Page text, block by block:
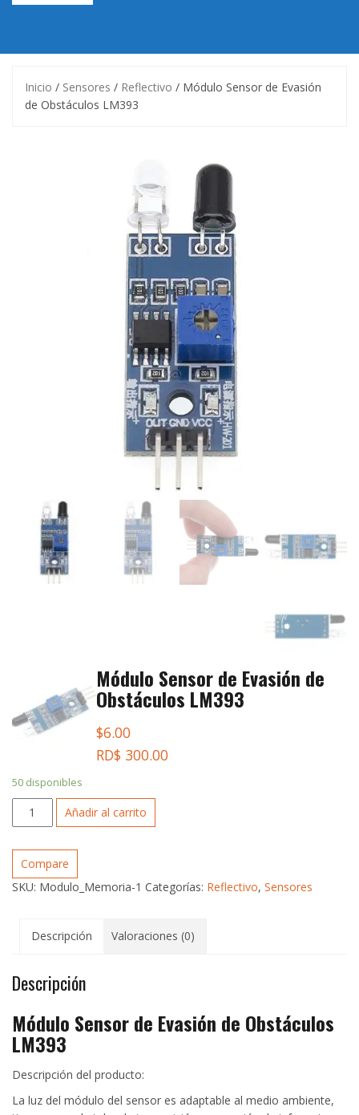
Inicio / Sensores / Reflectivo / Módulo Sensor de Evasión
de Obstáculos LM393
Módulo Sensor de Evasión de
Obstáculos LM393
$6.00
RD$ 300.00
50 disponibles
Módulo
Sensor
Evasión
de
Obstáculos
cantidad
Añadir al carrito
Compare
SKU: Modulo_Memoria-1 Categorías: Reflectivo, Sensores
Descripción Valoraciones (0)
Descripción
Módulo Sensor de Evasión de Obstáculos
LM393
Descripción del producto:
La luz del módulo del sensor es adaptable al medio ambiente,